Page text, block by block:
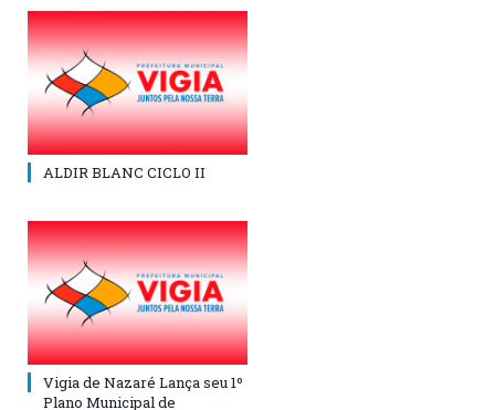
ALDIR BLANC CICLO II
Vigia de Nazaré Lança seu 1º
Plano Municipal de